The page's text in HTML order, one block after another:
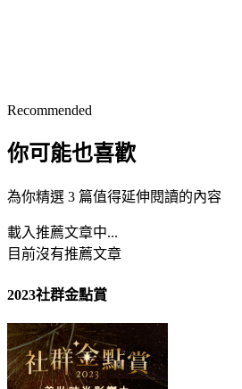
Recommended
你可能也喜歡
為你精選 3 篇值得延伸閱讀的內容
載入推薦文章中...
目前沒有推薦文章
2023社群金點賞